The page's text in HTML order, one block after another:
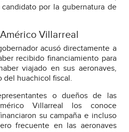
por la gubernatura de
Villarreal
acusó directamente a
recibido financiamiento para
viajado en sus aeronaves,
huachicol fiscal.
o dueños de las
Villarreal los conoce
su campaña e incluso
frecuente en las aeronaves